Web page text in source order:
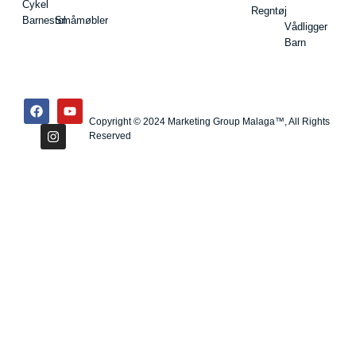
Cykel
BarnestolSmåmøbler
Regntøj
Vådligger
Barn
Copyright © 2024 Marketing Group Malaga™, All Rights
Reserved